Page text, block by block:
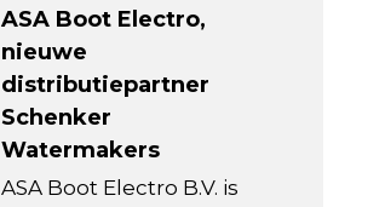
ASA Boot Electro,
nieuwe
distributiepartner
Schenker
Watermakers
ASA Boot Electro B.V. is